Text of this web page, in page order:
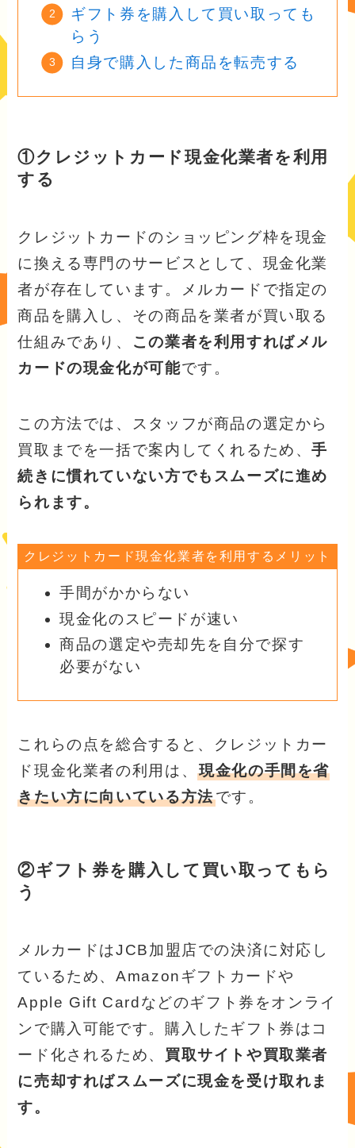
ギフト券を購入して買い取っても
らう
自身で購入した商品を転売する
①クレジットカード現金化業者を利用
する
クレジットカードのショッピング枠を現金
に換える専門のサービスとして、現金化業
者が存在しています。メルカードで指定の
商品を購入し、その商品を業者が買い取る
仕組みであり、
この業者を利用すればメル
カードの現金化が可能です。
この方法では、スタッフが商品の選定から
買取までを一括で案内してくれるため、手
続きに慣れていない方でもスムーズに進め
られます。
クレジットカード現金化業者を利用するメリット
手間がかからない
現金化のスピードが速い
商品の選定や売却先を自分で探す
必要がない
これらの点を総合すると、クレジットカー
ド現金化業者の利用は、現金化の手間を省
きたい方に向いている方法です。
②ギフト券を購入して買い取ってもら
う
メルカードはJCB加盟店での決済に対応し
ているため、Amazonギフトカードや
Apple Gift Cardなどのギフト券をオンライ
ンで購入可能です。購入したギフト券はコ
ード化されるため、 買取サイトや買取業者
に売却すればスムーズに現金を受け取れま
す。